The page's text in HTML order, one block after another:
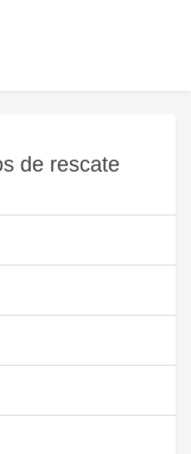
de rescate